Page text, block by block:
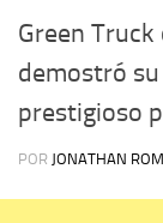
Green
demostró
prestigioso
POR JONATHAN